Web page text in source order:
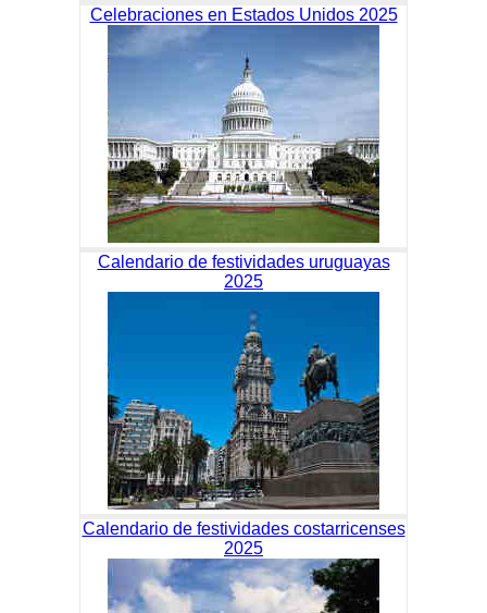
Celebraciones en Estados Unidos 2025
Calendario de festividades uruguayas
2025
Calendario de festividades costarricenses
2025